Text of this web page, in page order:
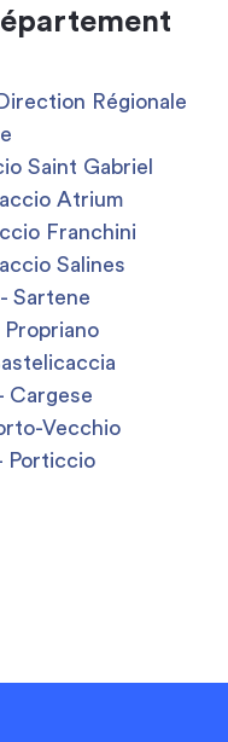
Régionale
Saint Gabriel
Atrium
Franchini
Salines
Sartene
Propriano
Cargese
Vecchio
Porticcio